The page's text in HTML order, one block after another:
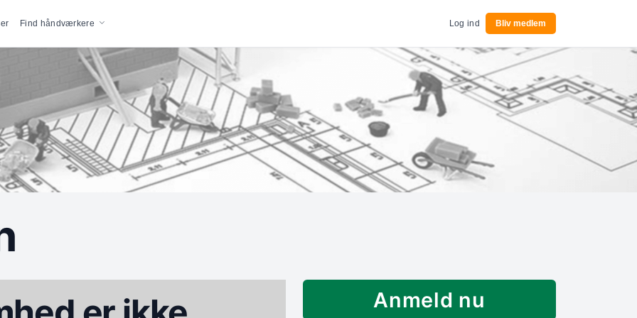
Find håndværkere Log ind Bliv medlem
Anmeld nu